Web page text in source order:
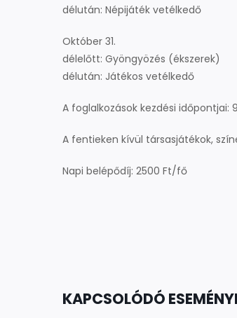
délután: Népijáték vetélkedő
Október 31.
délelőtt: Gyöngyözés (ékszerek)
délután: Játékos vetélkedő
A foglalkozások kezdési időpontjai:
A fentieken kívül társasjátékok,
Napi belépődíj: 2500 Ft/fő
KAPCSOLÓDÓ